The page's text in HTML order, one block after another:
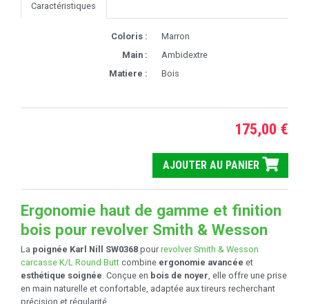
Caractéristiques
Coloris :
Marron
Main :
Ambidextre
Matiere :
Bois
175,00 €
AJOUTER AU PANIER
Ergonomie haut de gamme et finition
bois pour revolver Smith & Wesson
La poignée Karl Nill SW0368 pour revolver Smith & Wesson
carcasse K/L Round Butt combine ergonomie avancée et
esthétique soignée . Conçue en bois de noyer , elle offre une prise
en main naturelle et confortable, adaptée aux tireurs recherchant
précision et régularité.